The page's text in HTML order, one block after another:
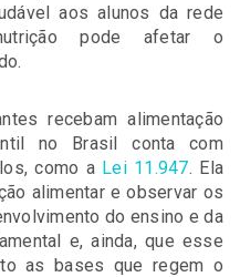
aos alunos da rede
pode afetar o
recebam alimentação
no Brasil conta com
como a Lei 11.947. Ela
alimentar e observar os
do ensino e da
e, ainda, que esse
as bases que regem o